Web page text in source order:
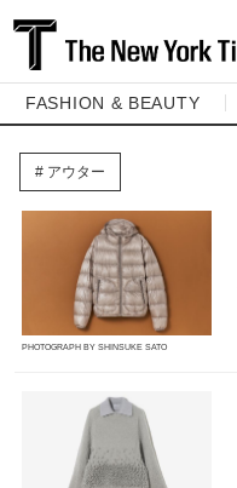
FASHION & BEAUTY
アウター
PHOTOGRAPH BY SHINSUKE SATO